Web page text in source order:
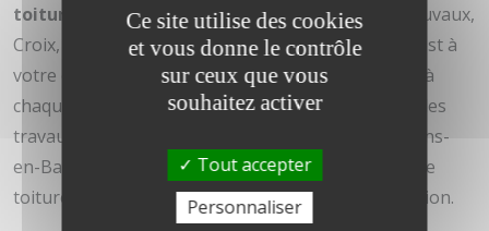
toiture Faches-Thumesnil. Que vous soyez à Mouvaux,
Croix, Ronchin, Wasquehal ou Hem, notre équipe est à
votre écoute pour offrir des prestations adaptées à
chaque contexte local. Nous assurons également des
travaux de qualité à Bondues, Wambrechies et Mons-
en-Barœul, où la demande pour des rénovations de
toiture performantes est en constante augmentation.
Ce site utilise des cookies
et vous donne le contrôle
sur ceux que vous
souhaitez activer
Tout accepter
Personnaliser